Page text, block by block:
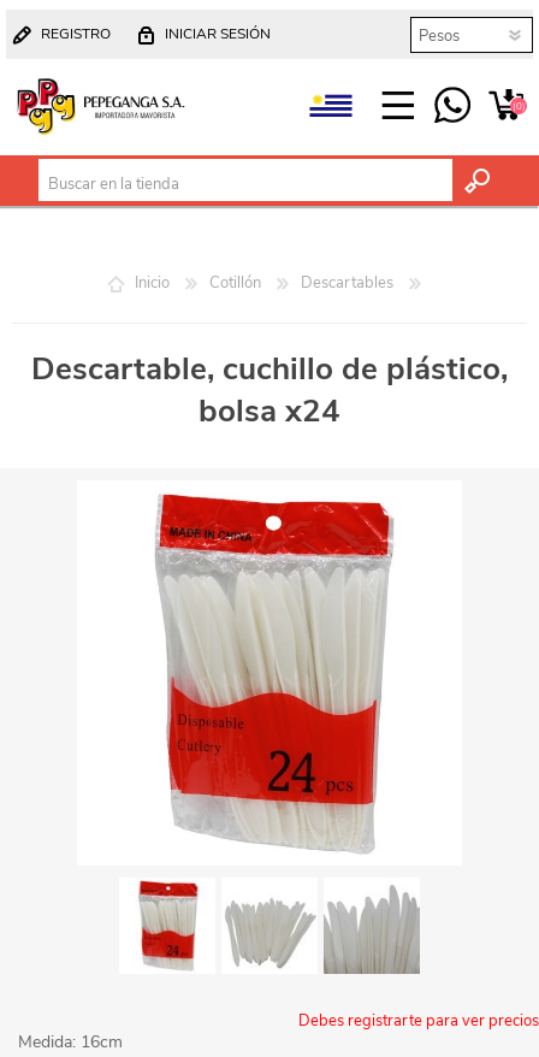
REGISTRO INICIAR SESIÓN
(0)
Inicio Cotillón Descartables
Descartable, cuchillo de plástico,
bolsa x24
Debes registrarte para ver precios
Medida: 16cm